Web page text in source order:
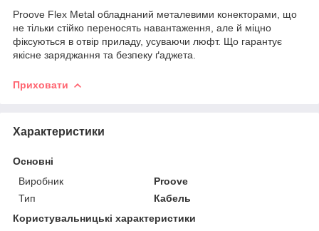
Proove Flex Metal обладнаний металевими конекторами, що
не тільки стійко переносять навантаження, але й міцно
фіксуються в отвір приладу, усуваючи люфт. Що гарантує
якісне заряджання та безпеку ґаджета.
Приховати
Характеристики
Основні
Виробник
Proove
Тип
Кабель
Користувальницькі характеристики